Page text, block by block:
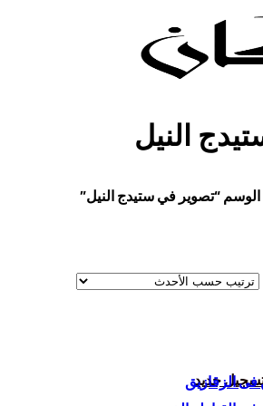
جديد
النيل
“تصوير في ستيدج النيل”
الزقازيق